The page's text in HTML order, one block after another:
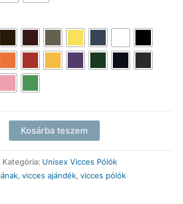
Kosárba teszem
Kategória: Unisex Vicces Pólók
, vicces ajándék, vicces pólók